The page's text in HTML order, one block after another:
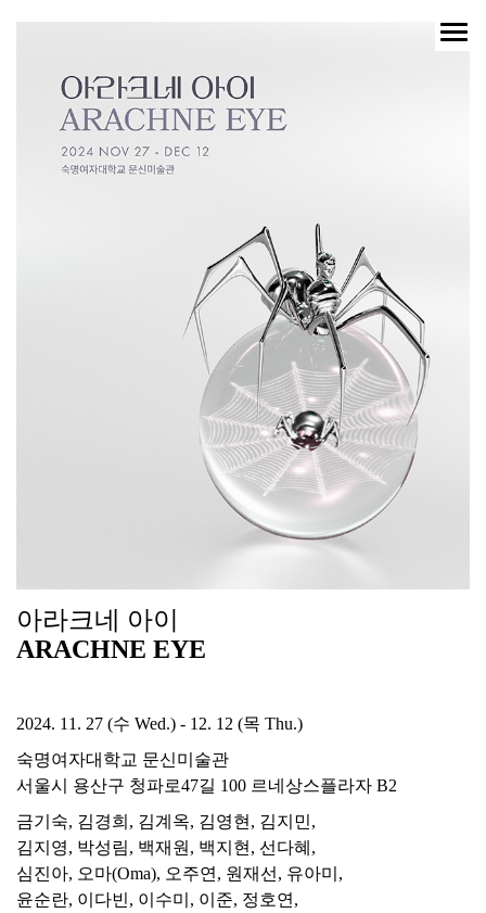
아라크네 아이
ARACHNE EYE
2024. 11. 27 (수 Wed.) - 12. 12 (목 Thu.)
숙명여자대학교 문신미술관
서울시 용산구 청파로47길 100 르네상스플라자 B2
금기숙, 김경희, 김계옥, 김영현, 김지민,
김지영, 박성림, 백재원, 백지현, 선다혜,
심진아, 오마(Oma), 오주연, 원재선, 유아미,
윤순란, 이다빈, 이수미, 이준, 정호연,